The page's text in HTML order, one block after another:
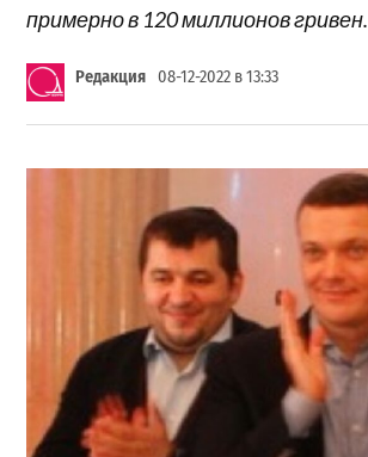
примерно в 120 миллионов гривен.
Редакция 08-12-2022 в 13:33